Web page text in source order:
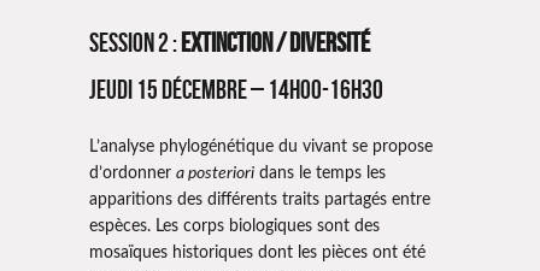
Session 2 :Extinction / Diversité
Jeudi 15 décembre – 14h00-16h30
L’analyse phylogénétique du vivant se propose
d’ordonner a posteriori dans le temps les
apparitions des différents traits partagés entre
espèces. Les corps biologiques sont des
mosaïques historiques dont les pièces ont été